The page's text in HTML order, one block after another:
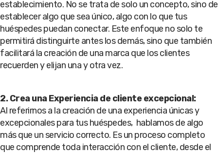
establecimiento. No se trata de solo un concepto, sino de
establecer algo que sea único, algo con lo que tus
huéspedes puedan conectar. Este enfoque no solo te
permitirá distinguirte antes los demás, sino que también
facilitará la creación de una marca que los clientes
recuerden y elijan una y otra vez.
2. Crea una Experiencia de cliente excepcional:
Al referirnos a la creación de una experiencia únicas y
excepcionales para tus huéspedes, hablamos de algo
más que un servicio correcto. Es un proceso completo
que comprende toda interacción con el cliente, desde el